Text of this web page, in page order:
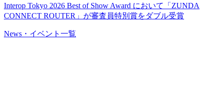
Interop Tokyo 2026 Best of Show Award において「ZUNDA
CONNECT ROUTER」が審査員特別賞をダブル受賞
News・イベント一覧